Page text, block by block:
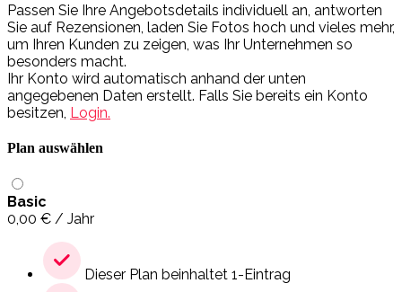
Passen Sie Ihre Angebotsdetails individuell an, antworten
Sie auf Rezensionen, laden Sie Fotos hoch und vieles mehr,
um Ihren Kunden zu zeigen, was Ihr Unternehmen so
besonders macht.
Ihr Konto wird automatisch anhand der unten
angegebenen Daten erstellt. Falls Sie bereits ein Konto
besitzen, Login.
Plan auswählen
Basic
0,00 € / Jahr
Dieser Plan beinhaltet 1-Eintrag